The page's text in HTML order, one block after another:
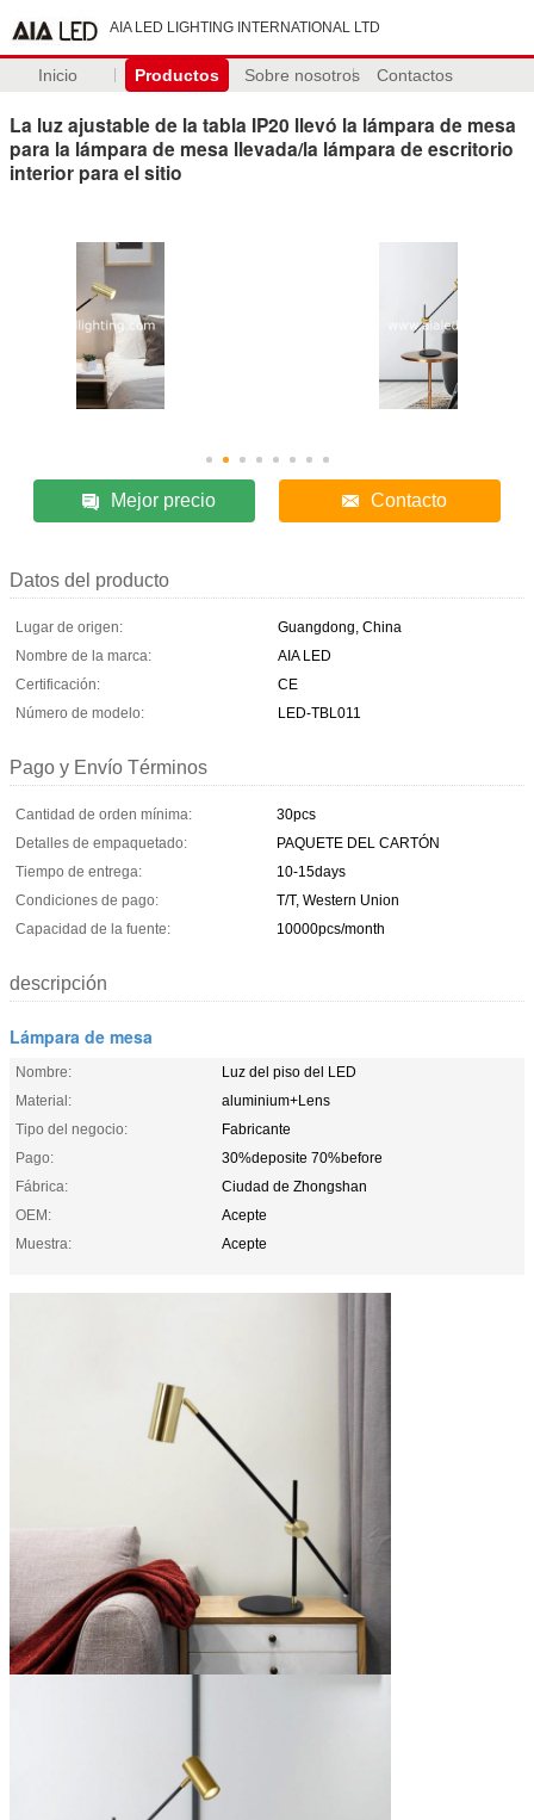
AIA LED LIGHTING INTERNATIONAL LTD
Inicio Productos Sobre nosotros Contactos
La luz ajustable de la tabla IP20 llevó la lámpara de mesa
para la lámpara de mesa llevada/la lámpara de escritorio
interior para el sitio
Mejor precio Contacto
Datos del producto
Lugar de origen:
Guangdong, China
Nombre de la marca:
AIA LED
Certificación:
CE
Número de modelo:
LED-TBL011
Pago y Envío Términos
Cantidad de orden mínima:
30pcs
Detalles de empaquetado:
PAQUETE DEL CARTÓN
Tiempo de entrega:
10-15days
Condiciones de pago:
T/T, Western Union
Capacidad de la fuente:
10000pcs/month
descripción
Lámpara de mesa
Nombre:
Luz del piso del LED
Material:
aluminium+Lens
Tipo del negocio:
Fabricante
Pago:
30%deposite 70%before
Fábrica:
Ciudad de Zhongshan
OEM:
Acepte
Muestra:
Acepte